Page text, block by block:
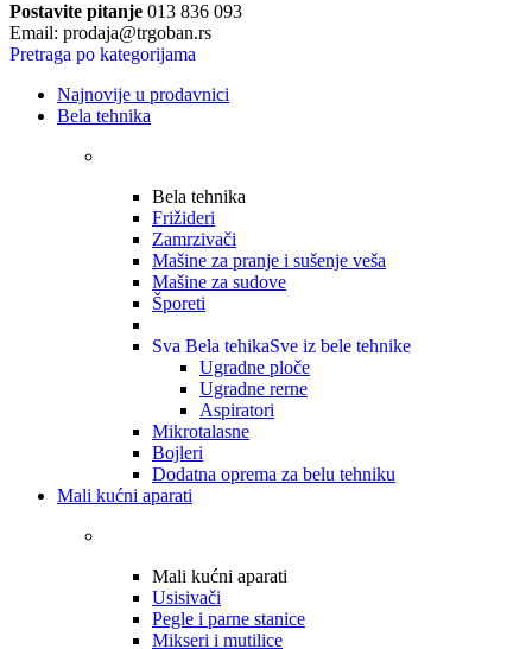
Postavite pitanje 013 836 093
Email: prodaja@trgoban.rs
Pretraga po kategorijama
Najnovije u prodavnici
Bela tehnika
Bela tehnika
Frižideri
Zamrzivači
Mašine za pranje i sušenje veša
Mašine za sudove
Šporeti
Sva Bela tehikaSve iz bele tehnike
Ugradne ploče
Ugradne rerne
Aspiratori
Mikrotalasne
Bojleri
Dodatna oprema za belu tehniku
Mali kućni aparati
Mali kućni aparati
Usisivači
Pegle i parne stanice
Mikseri i mutilice